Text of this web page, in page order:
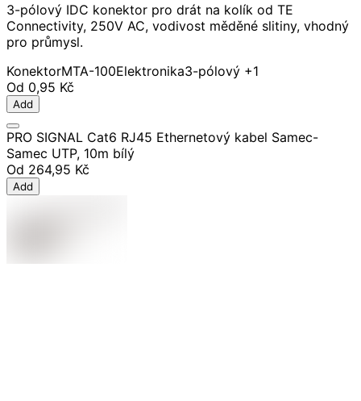
3-pólový IDC konektor pro drát na kolík od TE
Connectivity, 250V AC, vodivost měděné slitiny, vhodný
pro průmysl.
KonektorMTA-100Elektronika3-pólový +1
Od 0,95 Kč
Add
PRO SIGNAL Cat6 RJ45 Ethernetový kabel Samec-
Samec UTP, 10m bílý
Od 264,95 Kč
Add